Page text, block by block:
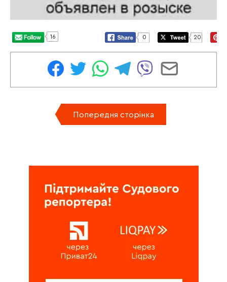
16 0 20
Попередня сторінка